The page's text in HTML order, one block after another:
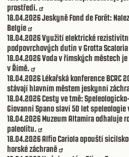
prostředí.
18.04.2026Jeskyně Fond de Forêt:
Belgie
18.04.2026Využití elektrické
podpovrchových dutin v Grotta Scaloria
18.04.2026Voda v římských městech
v Římě.
18.04.2026Lékařská konference BCRC
stávají hlavním městem jeskynní
18.04.2026Cesty ve tmě:
Giovanni Spano slaví 50 let speleologie
18.04.2026Muzeum Altamira odhaluje
paleolitu.
18.04.2026Alfio Cariola opouští
horské záchraně